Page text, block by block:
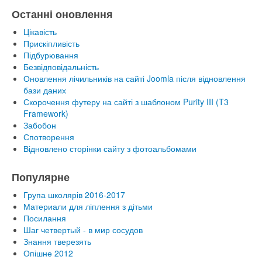
Останні оновлення
Цікавість
Прискіпливість
Підбурювання
Безвідповідальність
Оновлення лічильників на сайті Joomla після відновлення
бази даних
Скорочення футеру на сайті з шаблоном Purity III (T3
Framework)
Забобон
Спотворення
Відновлено сторінки сайту з фотоальбомами
Популярне
Група школярів 2016-2017
Материали для ліплення з дітьми
Посилання
Шаг четвертый - в мир сосудов
Знання тверезять
Опішне 2012